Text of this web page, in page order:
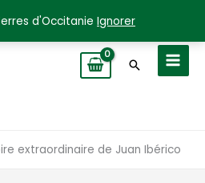
d'Occitanie Ignorer
extraordinaire de Juan Ibérico